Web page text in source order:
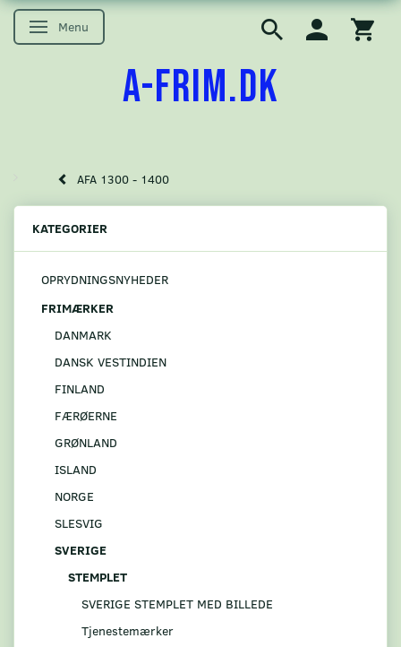
Skifte navigation
Menu
A-FRIM.DK
AFA 1300 - 1400
KATEGORIER
OPRYDNINGSNYHEDER
FRIMÆRKER
DANMARK
DANSK VESTINDIEN
FINLAND
FÆRØERNE
GRØNLAND
ISLAND
NORGE
SLESVIG
SVERIGE
STEMPLET
SVERIGE STEMPLET MED BILLEDE
Tjenestemærker